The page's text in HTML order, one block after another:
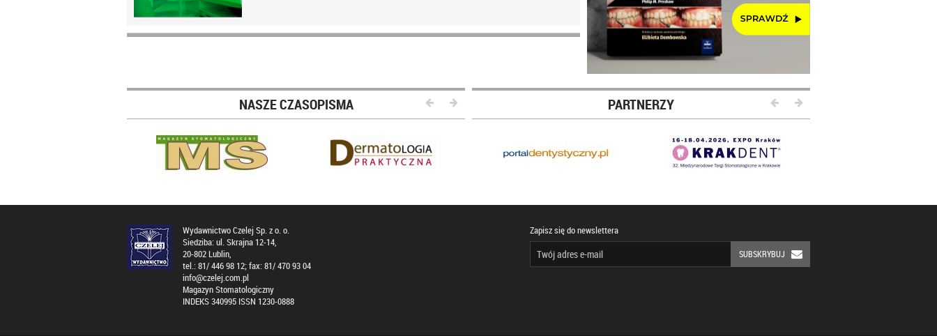
NASZE CZASOPISMA PARTNERZY
Wydawnictwo Czelej Sp. z o. o.
Siedziba: ul. Skrajna 12-14,
20-802 Lublin,
tel.: 81/ 446 98 12; fax: 81/ 470 93 04
info@czelej.com.pl
Magazyn Stomatologiczny
INDEKS 340995 ISSN 1230-0888
Zapisz się do newslettera
SUBSKRYBUJ